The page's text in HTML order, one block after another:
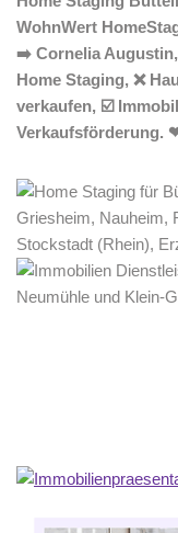
WohnWert
➡️ Cornelia
Home Staging, ❌
verkaufen, ☑️
Verkaufsförderung.